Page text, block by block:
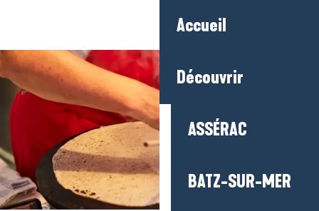
principal
Accueil
Découvrir
ASSÉRAC
BATZ-SUR-MER